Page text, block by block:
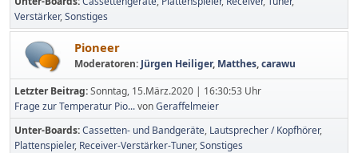
Verstärker Sonstiges
Pioneer
Moderatoren: Jürgen Heiliger, Matthes,carawu
Letzter Beitrag:Sonntag, 15.März.2020 | 16:30:53 Uhr
Frage zur Temperatur Pio...vonGeraffelmeier
Unter-Boards Cassetten- und Bandgeräte Lautsprecher / Kopfhörer
Plattenspieler Receiver-Verstärker-Tuner Sonstiges